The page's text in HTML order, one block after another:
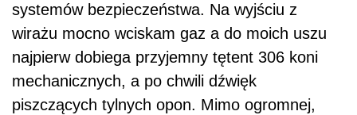
systemów bezpieczeństwa. Na wyjściu z
wirażu mocno wciskam gaz a do moich uszu
najpierw dobiega przyjemny tętent 306 koni
mechanicznych, a po chwili dźwięk
piszczących tylnych opon. Mimo ogromnej,